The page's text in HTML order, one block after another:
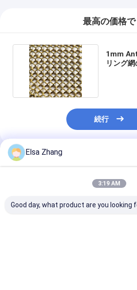
最高の価格で
1mm
リング
続行
推薦されたプロダクト
Elsa Zhang
3:19 AM
Good day, what product are you looking